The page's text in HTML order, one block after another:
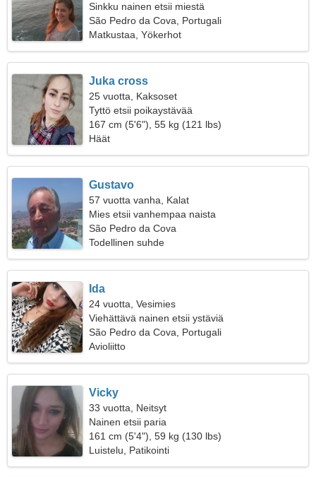
Sinkku nainen etsii miestä
São Pedro da Cova, Portugali
Matkustaa, Yökerhot
Juka cross
25 vuotta, Kaksoset
Tyttö etsii poikaystävää
167 cm (5'6"), 55 kg (121 lbs)
Häät
Gustavo
57 vuotta vanha, Kalat
Mies etsii vanhempaa naista
São Pedro da Cova
Todellinen suhde
Ida
24 vuotta, Vesimies
Viehättävä nainen etsii ystäviä
São Pedro da Cova, Portugali
Avioliitto
Vicky
33 vuotta, Neitsyt
Nainen etsii paria
161 cm (5'4"), 59 kg (130 lbs)
Luistelu, Patikointi